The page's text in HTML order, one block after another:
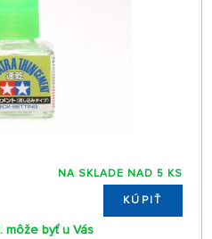
NA SKLADE NAD 5 KS
KÚPIŤ
môže byť u Vás